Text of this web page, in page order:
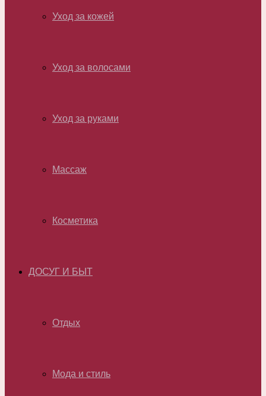
Уход за кожей
Уход за волосами
Уход за руками
Массаж
Косметика
ДОСУГ И БЫТ
Отдых
Мода и стиль